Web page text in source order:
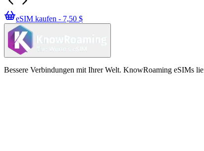
eSIM kaufen - 7,50 $
Bessere Verbindungen mit Ihrer Welt. KnowRoaming eSIMs